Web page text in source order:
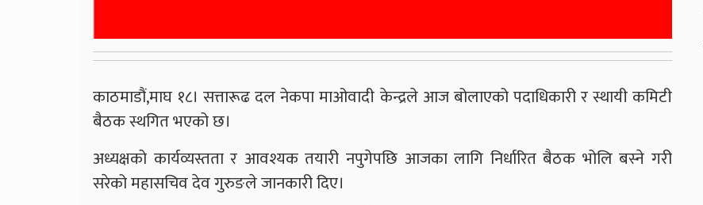
काठमाडौं,माघ १८। सत्तारूढ दल नेकपा माओवादी केन्द्रले आज बोलाएको पदाधिकारी र स्थायी कमिटी
बैठक स्थगित भएको छ।
अध्यक्षको कार्यव्यस्तता र आवश्यक तयारी नपुगेपछि आजका लागि निर्धारित बैठक भोलि बस्ने गरी
सरेको महासचिव देव गुरुङले जानकारी दिए।